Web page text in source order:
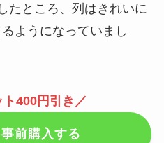
たところ、列はきれいに
ようになっていまし
400円引き／
前購入する